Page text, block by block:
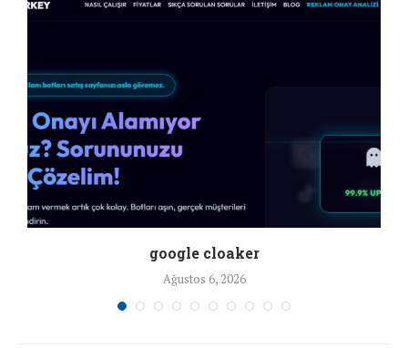
google cloaker
Ağustos 6, 2026